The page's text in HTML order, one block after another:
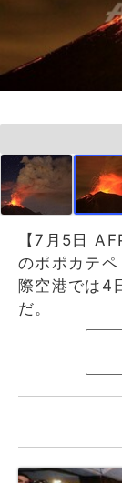
【7月5日
のポポカテ
際空港では4
だ。